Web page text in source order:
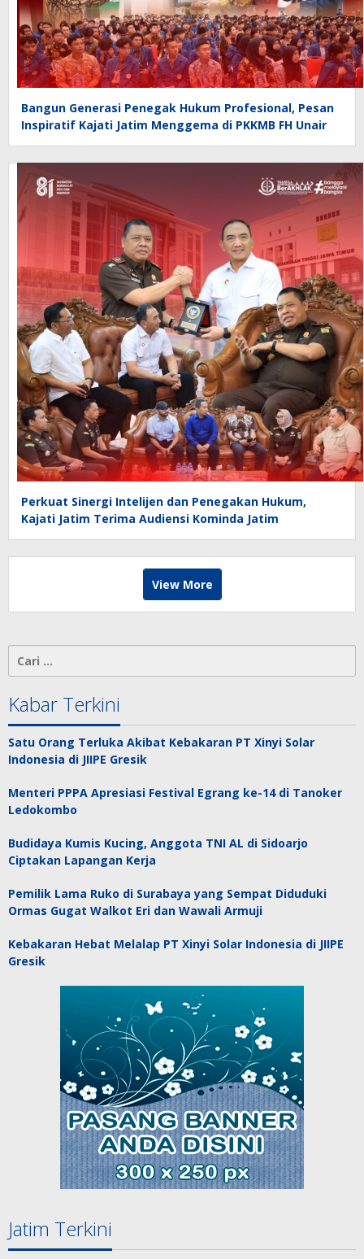
Bangun Generasi Penegak Hukum Profesional, Pesan
Inspiratif Kajati Jatim Menggema di PKKMB FH Unair
Perkuat Sinergi Intelijen dan Penegakan Hukum,
Kajati Jatim Terima Audiensi Kominda Jatim
View More
Cari
untuk:
Kabar Terkini
Satu Orang Terluka Akibat Kebakaran PT Xinyi Solar
Indonesia di JIIPE Gresik
Menteri PPPA Apresiasi Festival Egrang ke-14 di Tanoker
Ledokombo
Budidaya Kumis Kucing, Anggota TNI AL di Sidoarjo
Ciptakan Lapangan Kerja
Pemilik Lama Ruko di Surabaya yang Sempat Diduduki
Ormas Gugat Walkot Eri dan Wawali Armuji
Kebakaran Hebat Melalap PT Xinyi Solar Indonesia di JIIPE
Gresik
Jatim Terkini